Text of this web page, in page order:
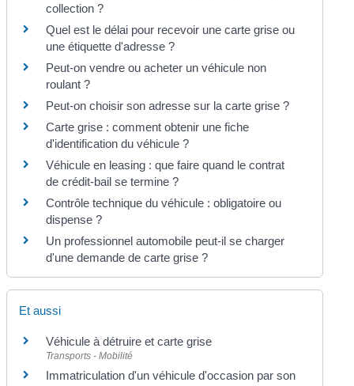
collection ?
Quel est le délai pour recevoir une carte grise ou
une étiquette d'adresse ?
Peut-on vendre ou acheter un véhicule non
roulant ?
Peut-on choisir son adresse sur la carte grise ?
Carte grise : comment obtenir une fiche
d'identification du véhicule ?
Véhicule en leasing : que faire quand le contrat
de crédit-bail se termine ?
Contrôle technique du véhicule : obligatoire ou
dispense ?
Un professionnel automobile peut-il se charger
d'une demande de carte grise ?
Et aussi
Véhicule à détruire et carte grise
Transports - Mobilité
Immatriculation d'un véhicule d'occasion par son